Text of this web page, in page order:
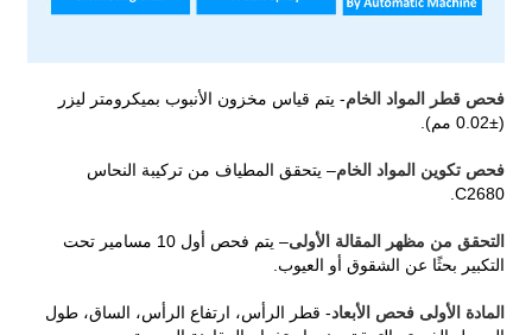
فحص قطر المواد الخام- يتم قياس مخزون الأنبوب بميكرومتر ليزر
(±0.02 مم).
فحص تكوين المواد الخام– يتحقق المطياف من تركيبة النحاس
C2680.
التحقق من مظهر المقالة الأولى
– يتم فحص أول 10 مسامير تحت
التكبير بحثًا عن الشقوق أو العيوب.
المادة الأولى فحص الأبعاد- قطر الرأس، ارتفاع الرأس، الساق، طول